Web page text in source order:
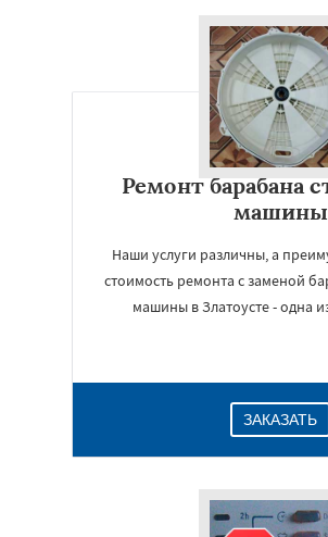
Ремонт барабана
машины
Наши услуги различны, а
стоимость ремонта с заменой
машины в Златоусте - одна
ЗАКАЗАТЬ